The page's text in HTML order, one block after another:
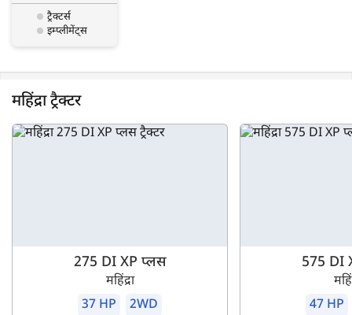
ट्रैक्टर्स
इम्प्लीमेंट्स
महिंद्रा ट्रैक्टर
275 DI XP प्लस
महिंद्रा
37 HP
2WD
575 DI
47 HP